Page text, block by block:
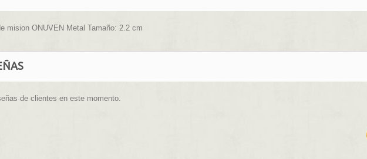
mision ONUVEN Metal Tamaño: 2.2 cm
de clientes en este momento.